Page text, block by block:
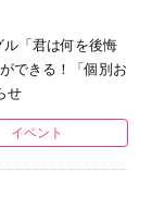
「君は何を後悔
できる！「個別お
せ
イベント